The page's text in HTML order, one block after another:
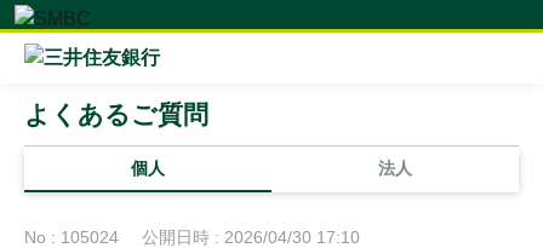
個人 法人
よくあるご質問
No : 105024 公開日時 : 2026/04/30 17:10